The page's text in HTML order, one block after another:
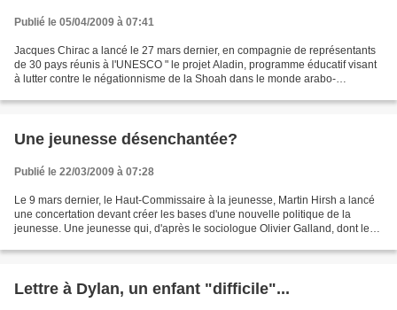
Publié le 05/04/2009 à 07:41
Jacques Chirac a lancé le 27 mars dernier, en compagnie de représentants
de 30 pays réunis à l'UNESCO " le projet Aladin, programme éducatif visant
à lutter contre le négationnisme de la Shoah dans le monde arabo-
Une jeunesse désenchantée?
Publié le 22/03/2009 à 07:28
Le 9 mars dernier, le Haut-Commissaire à la jeunesse, Martin Hirsh a lancé
une concertation devant créer les bases d'une nouvelle politique de la
jeunesse. Une jeunesse qui, d'après le sociologue Olivier Galland, dont les
Lettre à Dylan, un enfant "difficile"...